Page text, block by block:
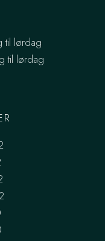
til lørdag
til lørdag